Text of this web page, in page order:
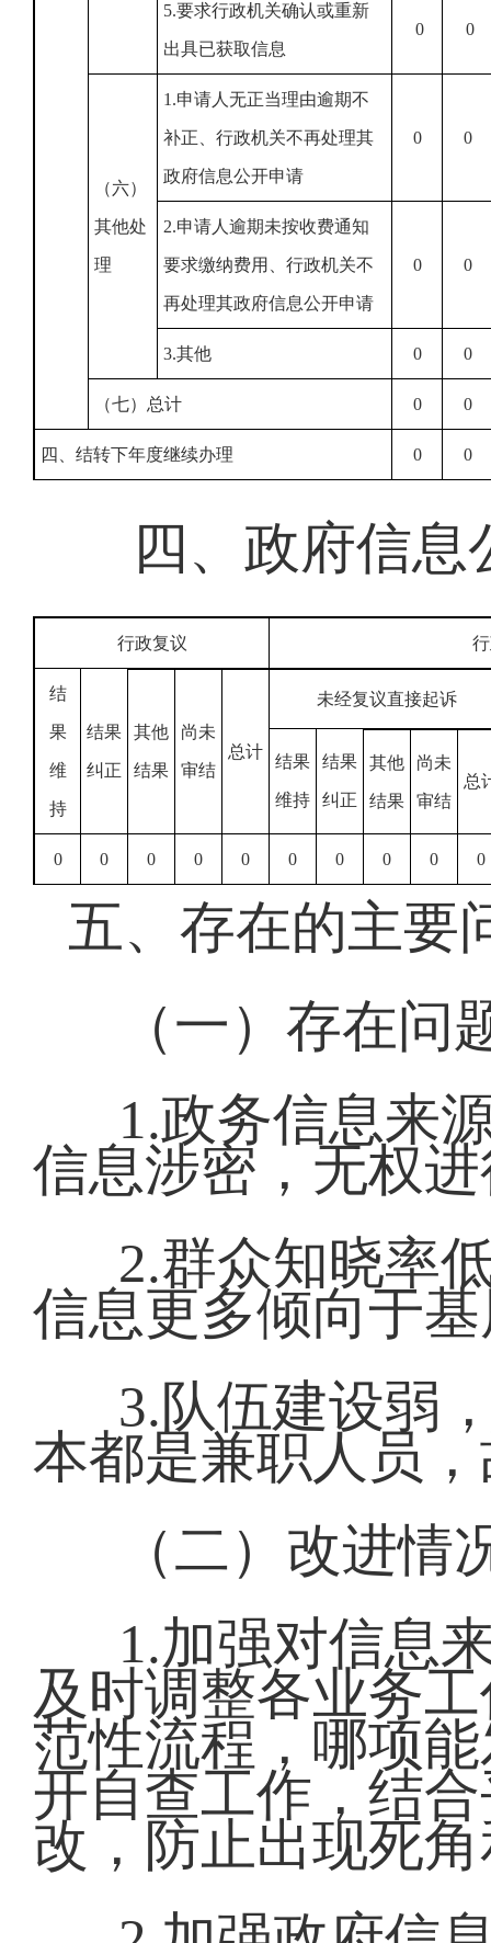
5.要求行政机关确认或重新
出具已获取信息
0 0
（六）
其他处
理
1.申请人无正当理由逾期不
补正、行政机关不再处理其
政府信息公开申请
0 0
2.申请人逾期未按收费通知
要求缴纳费用、行政机关不
再处理其政府信息公开申请
0 0
3.其他 0 0
（七）总计 0 0
四、结转下年度继续办理 0 0
四、政府信
行政复议
结
果
维
持
结果
纠正
其他
结果
尚未
审结
总计
未经复议直接起诉
结果
维持
结果
纠正
其他
结果
尚未
审结
总
0 0 0 0 0 0 0 0 0 0
五、 存在的主要
（一）存在问
1.政务信息来
信息涉密，无权
2.群众知晓率
信息更多倾向于
3.队伍建设弱
本都是兼职人员
（二）改进
1.加强对信息
及时调整各业务
范性流程，哪项
开自查工作，结
改，防止出现死